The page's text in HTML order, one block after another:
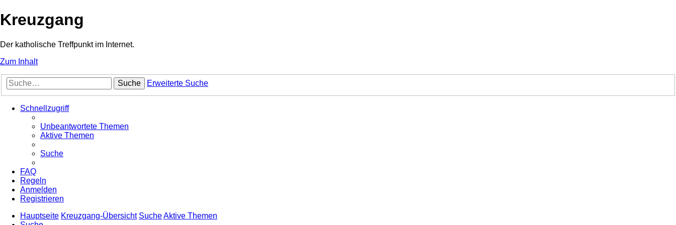
Kreuzgang
Der katholische Treffpunkt im Internet.
Zum Inhalt
Suche Erweiterte Suche
Schnellzugriff
Unbeantwortete Themen
Aktive Themen
Suche
FAQ
Regeln
Anmelden
Registrieren
Hauptseite Kreuzgang-Übersicht SucheAktive Themen